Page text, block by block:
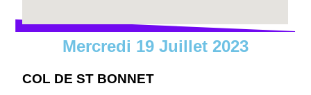
Mercredi 19 Juillet 2023
COL DE ST BONNET